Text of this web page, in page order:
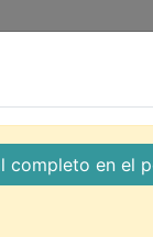
completo en el